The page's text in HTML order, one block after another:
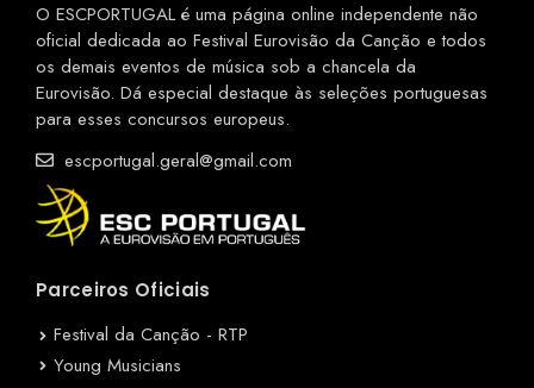
O ESCPORTUGAL é uma página online independente não
oficial dedicada ao Festival Eurovisão da Canção e todos
os demais eventos de música sob a chancela da
Eurovisão. Dá especial destaque às seleções portuguesas
para esses concursos europeus.
escportugal.geral@gmail.com
Parceiros Oficiais
Festival da Canção - RTP
Young Musicians